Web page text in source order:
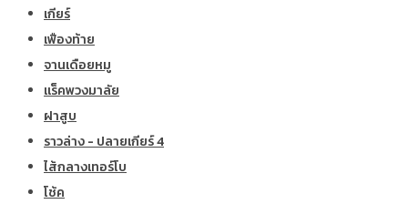
เกียร์
เฟืองท้าย
จานเดือยหมู
แร็คพวงมาลัย
ฝาสูบ
ราวล่าง - ปลายเกียร์ 4
ไส้กลางเทอร์โบ
โช้ค